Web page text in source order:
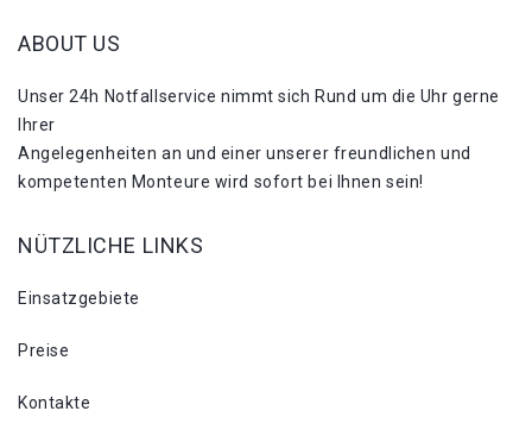
ABOUT US
Unser 24h Notfallservice nimmt sich Rund um die Uhr gerne
Ihrer
Angelegenheiten an und einer unserer freundlichen und
kompetenten Monteure wird sofort bei Ihnen sein!
NÜTZLICHE LINKS
Einsatzgebiete
Preise
Kontakte